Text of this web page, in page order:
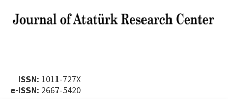
ISSN: 1011-727X
e-ISSN: 2667-5420